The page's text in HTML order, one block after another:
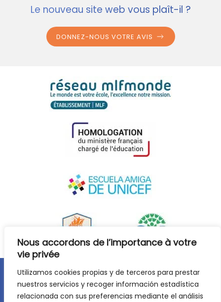
Nous accordons de l’importance à votre
vie privée
Utilizamos cookies propias y de terceros para prestar
nuestros servicios y recoger información estadística
relacionada con sus preferencias mediante el análisis
Le nouveau site web vous plaît-il ?
DONNEZ-NOUS VOTRE AVIS
Avis juridique
Politique de confidentialité